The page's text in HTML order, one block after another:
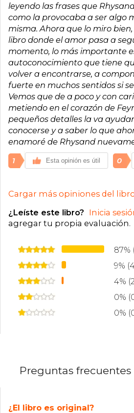
leyendo las frases que
como la provocaba a ser algo
misma. Ahora que lo miro
libro donde el amor pasa a
momento, lo más importante
autoconocimiento que tiene
volver a encontrarse, a
fuerte en muchos sentidos si
Vemos que de a poco y con
metiendo en el corazón de
pequeños detalles la va
conocerse y a saber lo que
enamoré de Rhysand
1 Esta opinión es útil 0
Cargar más opiniones del
¿Leíste este libro? Inicia
agregar tu propia evaluación.
87%
9%
4%
0%
0%
Preguntas
¿El libro es original?